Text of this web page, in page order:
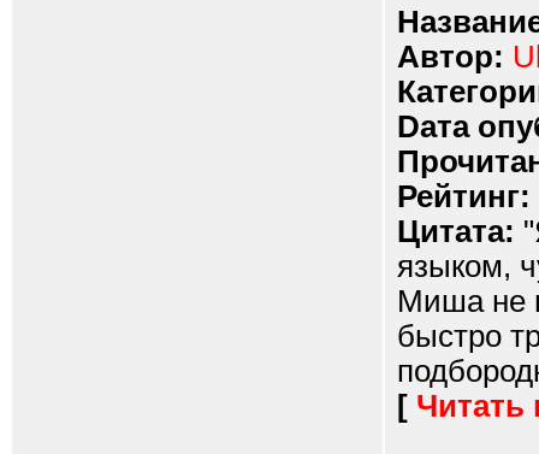
Автор:
Dата
Рейтинг:
Цитата:
языком,
Миша не
быстро
[ Читать